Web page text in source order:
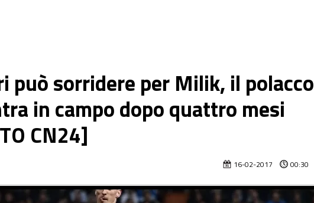
può sorridere per Milik, il polacco
in campo dopo quattro mesi
CN24]
16-02-2017 00:30